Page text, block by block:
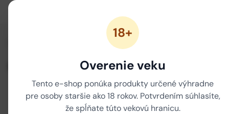
18+
Overenie veku
Tento e-shop ponúka produkty určené výhradne
pre osoby staršie ako 18 rokov. Potvrdením súhlasíte,
že spĺňate túto vekovú hranicu.
CBD kvety a CBD šišky /
CBD kvety 10 g
Filter